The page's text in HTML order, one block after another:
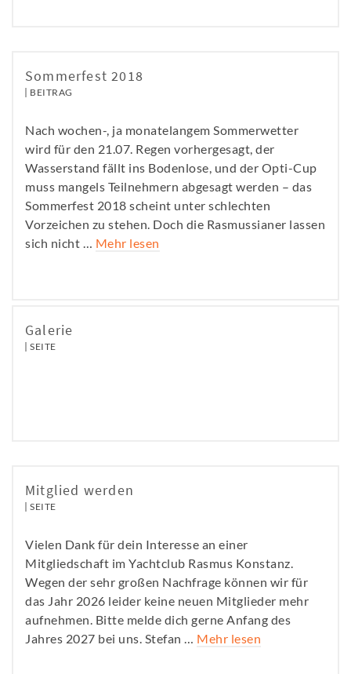
Sommerfest 2018
BEITRAG
Nach wochen-, ja monatelangem Sommerwetter
wird für den 21.07. Regen vorhergesagt, der
Wasserstand fällt ins Bodenlose, und der Opti-Cup
muss mangels Teilnehmern abgesagt werden – das
Sommerfest 2018 scheint unter schlechten
Vorzeichen zu stehen. Doch die Rasmussianer lassen
sich nicht … Mehr lesen
Galerie
SEITE
Mitglied werden
SEITE
Vielen Dank für dein Interesse an einer
Mitgliedschaft im Yachtclub Rasmus Konstanz.
Wegen der sehr großen Nachfrage können wir für
das Jahr 2026 leider keine neuen Mitglieder mehr
aufnehmen. Bitte melde dich gerne Anfang des
Jahres 2027 bei uns. Stefan … Mehr lesen